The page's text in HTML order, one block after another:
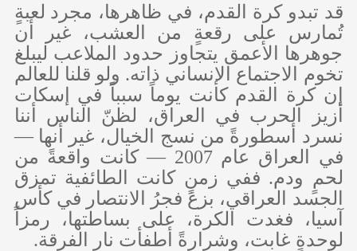
قد تبدو كرة القدم، في ظاهرها، مجرد لعبةٍ
تُمارس على رقعةٍ من العشب، غير أن
جوهرها الأعمق يتجاوز حدود الملاعب ليبلغ
تخوم الاجتماع الإنساني ذاته. ولو قلنا للعالم
إن كرة القدم كانت يوماً سبباً في إسكات
أزيز الحرب في العراق، لظنّ الناس أننا
نسرد أسطورةً من نسج الخيال، غير أنها —
في العراق عام 2007 — كانت واقعةً من
لحمٍ ودم. ففي زمنٍ كانت الطائفية تمزق
الجسد العراقي، بزغ فجرُ الانتصار في كأس
آسيا، فغدت الكرة، على بساطتها، رمزاً
لوحدةٍ غابت، وشرارةً أطفأت نار الفرقة.